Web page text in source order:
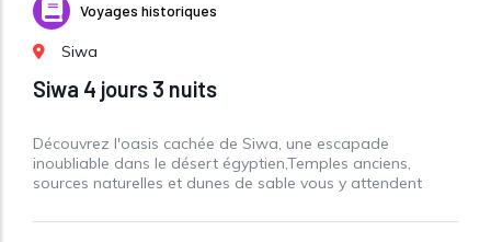
Voyages historiques
Siwa
Siwa 4 jours 3 nuits
Découvrez l'oasis cachée de Siwa, une escapade
inoubliable dans le désert égyptien,Temples anciens,
sources naturelles et dunes de sable vous y attendent